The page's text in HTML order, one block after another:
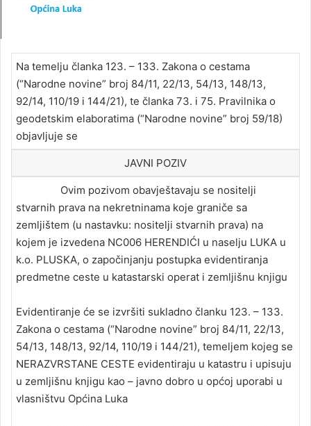
Na temelju članka 123. – 133. Zakona o cestama
(“Narodne novine” broj 84/11, 22/13, 54/13, 148/13,
92/14, 110/19 i 144/21), te članka 73. i 75. Pravilnika o
geodetskim elaboratima (“Narodne novine” broj 59/18)
objavljuje se
JAVNI POZIV
Ovim pozivom obavještavaju se nositelji
stvarnih prava na nekretninama koje graniče sa
zemljištem (u nastavku: nositelji stvarnih prava) na
kojem je izvedena NC006 HERENDIĆI u naselju LUKA u
k.o. PLUSKA, o započinjanju postupka evidentiranja
predmetne ceste u katastarski operat i zemljišnu knjigu
Evidentiranje će se izvršiti sukladno članku 123. – 133.
Zakona o cestama (“Narodne novine” broj 84/11, 22/13,
54/13, 148/13, 92/14, 110/19 i 144/21), temeljem kojeg se
NERAZVRSTANE CESTE evidentiraju u katastru i upisuju
u zemljišnu knjigu kao – javno dobro u općoj uporabi u
vlasništvu Općina Luka